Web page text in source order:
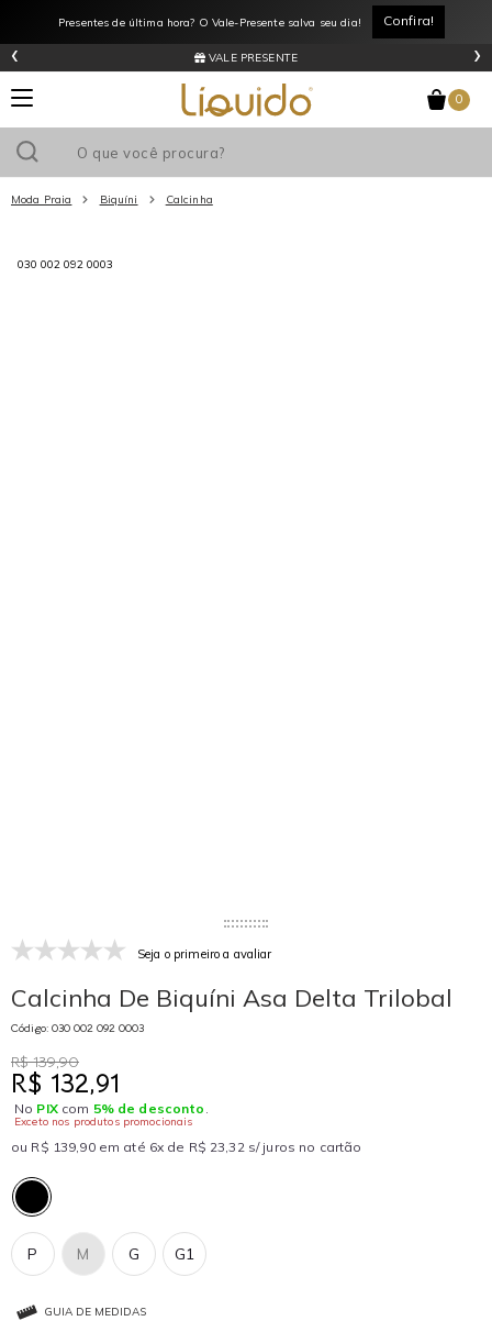
Presentes de última hora? O Vale-Presente salva seu dia! Confira!
VALE PRESENTE
‹ ›
0
Moda Praia Biquíni Calcinha
030 002 092 0003
Seja o primeiro a avaliar
Calcinha De Biquíni Asa Delta Trilobal
Código: 030 002 092 0003
R$ 139,90
R$ 132,91
No PIXcom 5% de desconto .
Exceto nos produtos promocionais
ou R$ 139,90 em até 6x de R$ 23,32 s/ juros no cartão
G G1
M
P
GUIA DE MEDIDAS